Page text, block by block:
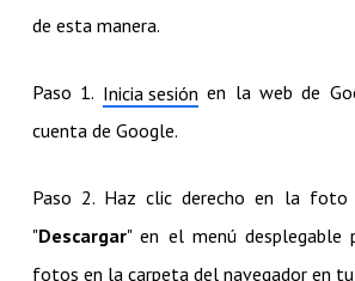
de esta manera.
Paso 1. Inicia sesión en la web de
cuenta de Google.
Paso 2. Haz clic derecho en la foto
"Descargar" en el menú desplegable
fotos en la carpeta del navegador en